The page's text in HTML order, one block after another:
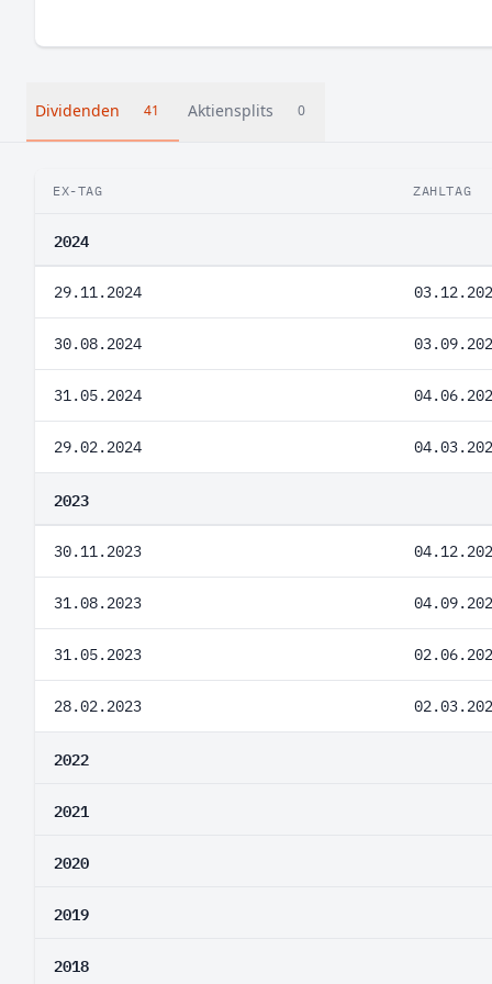
Dividenden 41 Aktiensplits 0
EX-TAG ZAHLTAG
2024
29.11.2024
30.08.2024
31.05.2024
29.02.2024
2023
30.11.2023
31.08.2023
31.05.2023
28.02.2023
2022
2021
2020
2019
2018